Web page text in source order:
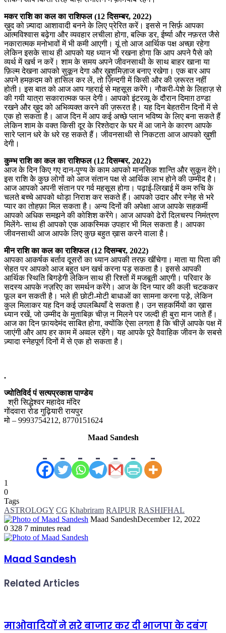
मकर राशि का कल का राशिफल (12 दिसम्बर, 2022)
ख़ुद को ज़्यादा आशावादी बनने के लिए प्रेरित करें। इससे न सिर्फ़ आपका
आत्मविश्वास बढ़ेगा और व्यवहार लचीला होगा, बल्कि डर, ईर्ष्या और नफ़रत जैसे
नकारात्मक मनोभावों में भी कमी आएगी। यूं तो आज आर्थिक पक्ष अच्छा रहेगा
लेकिन इसके साथ ही आपको यह ध्यान भी रखना होगा कि आप अपने पैसे को
व्यर्थ में खर्च न करें। शाम के समय अपने जीवनसाथी के साथ बाहर खाना या
फ़िल्म देखना आपको सुकून देगा और ख़ुशमिज़ाज बनाए रखेगा। एक बार आप
अपने हमक़दम को हासिल कर लें, तो ज़िन्दगी में किसी और की ज़रूरत नहीं
होती। इस बात को आज आप गहराई से महसूस करेंगे। नौकरी-पेशे के लिहाज़ से
की गयी यात्रा सकारात्मक फल देगी। आपको इंटरव्यू के दौरान दिमाग़ ठण्डा
रखने और ख़ुद को अभिव्यक्त करने की ज़रूरत है। यह दिन बेहतरीन दिनों में से
एक हो सकता है। आज दिन में आप कई अच्छे प्लान भविष्य के लिए बना सकते हैं
लेकिन शाम के वक्त किसी दूर के रिश्तेदार के घर में आ जाने के कारण आपके
सारे प्लान धरे के धरे रह सकते हैं। जीवनसाथी से निकटता आज आपको ख़ुशी
देगी।
कुम्भ राशि का कल का राशिफल (12 दिसम्बर, 2022)
आज के दिन किए गए दान-पुण्य के काम आपको मानसिक शान्ति और सुकून देंगे।
इस राशि केे कुछ लोगों को आज संतान पक्ष से आर्थिक लाभ होने की उम्मीद है।
आज आपको अपनी संतान पर गर्व महसूस होगा। पढ़ाई-लिखाई में कम रुचि के
चलते बच्चे आपको थोड़ा निराश कर सकते हैं। आपको उदार और स्नेह से भरे
प्यार का तोहफ़ा मिल सकता है। अन्य दिनों की अपेक्षा आज आपके सहकर्मी
आपको अधिक समझने की कोशिश करेंगे। आज आपको ढेरों दिलचस्प निमंत्रण
मिलेंगे- साथ ही आपको एक आकस्मिक उपहार भी मिल सकता है। आपका
जीवनसाथी आज आपके लिए कुछ बहुत ख़ास करने वाला है।
मीन राशि का कल का राशिफल (12 दिसम्बर, 2022)
आपका आकर्षक बर्ताव दूसरों का ध्यान आपकी तरफ़ खींचेगा। माता या पिता की
सेहत पर आपको आज बहुत धन खर्च करना पड़ सकता है। इससे आपकी
आर्थिक स्थिति बिगड़ेगी लेकिन साथ ही रिश्तों में मजबूती आएगी। परिवार के
सदस्य आपके नज़रिए का समर्थन करेंगे। आज के दिन प्यार की कली चटककर
फूल बन सकती है। भले ही छोटी-मोटी बाधाओं का सामना करना पड़े, लेकिन
कुल मिलाकर यह दिन कई उपलब्धियाँ दे सकता है। उन सहकर्मियों का ख़ास
ध्यान रखें, जो उम्मीद के मुताबिक़ चीज़ न मिलने पर जल्दी ही बुरा मान जाते हैं।
आज का दिन फ़ायदेमंद साबित होगा, क्योंकि ऐसा लगता है कि चीज़ें आपके पक्ष में
जाएंगी और आप हर काम में अव्वल रहेंगे। यह आपके पूरे वैवाहिक जीवन के सबसे
ज़्यादा स्नेहपूर्ण दिनों में से एक हो सकता है।
.
ज्योतिविर्द पं सत्यप्रकाश पाण्डेय
श्री सिद्धेश्वर महादेव मंदिर
गोंदवारा रोड गुढ़ियारी रायपुर
मो – 9993754212, 8770151624
Maad Sandesh
1
0
Tags
ASTROLOGY CG Khabriram RAIPUR RASHIFHAL
Maad SandeshDecember 12, 2022
0 328 7 minutes read
Maad Sandesh
Related Articles
माओवादियों ने सरे बाजार कर दी भाजपा के दबंग